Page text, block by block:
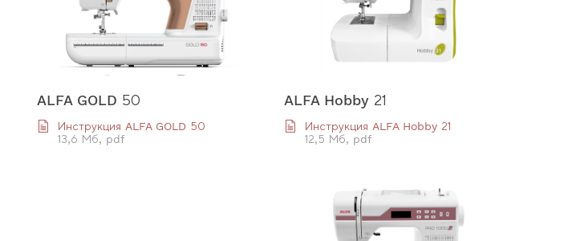
ALFA GOLD 50
Инструкция ALFA GOLD 50
13,6 Мб, pdf
ALFA Hobby 21
Инструкция ALFA Hobby 21
12,5 Мб, pdf